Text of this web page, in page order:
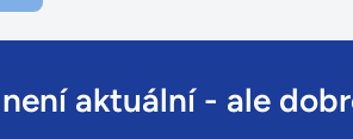
aktuální- ale